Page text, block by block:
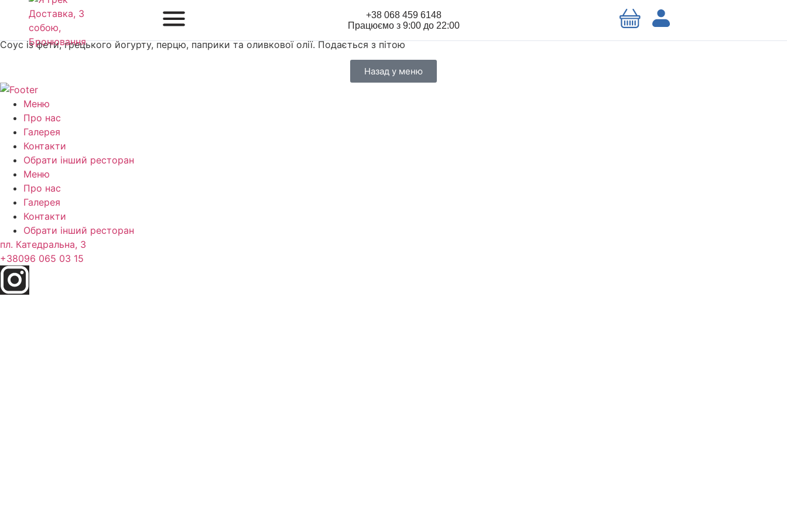
+38 068 459 6148
Працюємо з 9:00 до 22:00
Тірокафтері з пітою
Соус із фети, грецького йогурту, перцю, паприки та оливкової олії. Подається з пітою
Назад у меню
Меню
Про нас
Галерея
Контакти
Обрати інший ресторан
Меню
Про нас
Галерея
Контакти
Обрати інший ресторан
пл. Катедральна, 3
+38096 065 03 15